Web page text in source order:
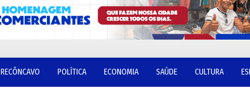
RECÔNCAVO POLÍTICA ECONOMIA SAÚDE CULTURA